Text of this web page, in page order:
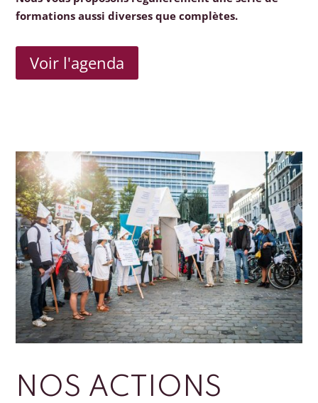
formations aussi diverses que complètes.
Voir l'agenda
NOS ACTIONS